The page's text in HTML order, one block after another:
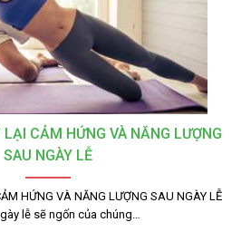
CẢM HỨNG VÀ NĂNG LƯỢNG
SAU NGÀY LỄ
HỨNG VÀ NĂNG LƯỢNG SAU NGÀY LỄ
lễ sẽ ngốn của chúng…